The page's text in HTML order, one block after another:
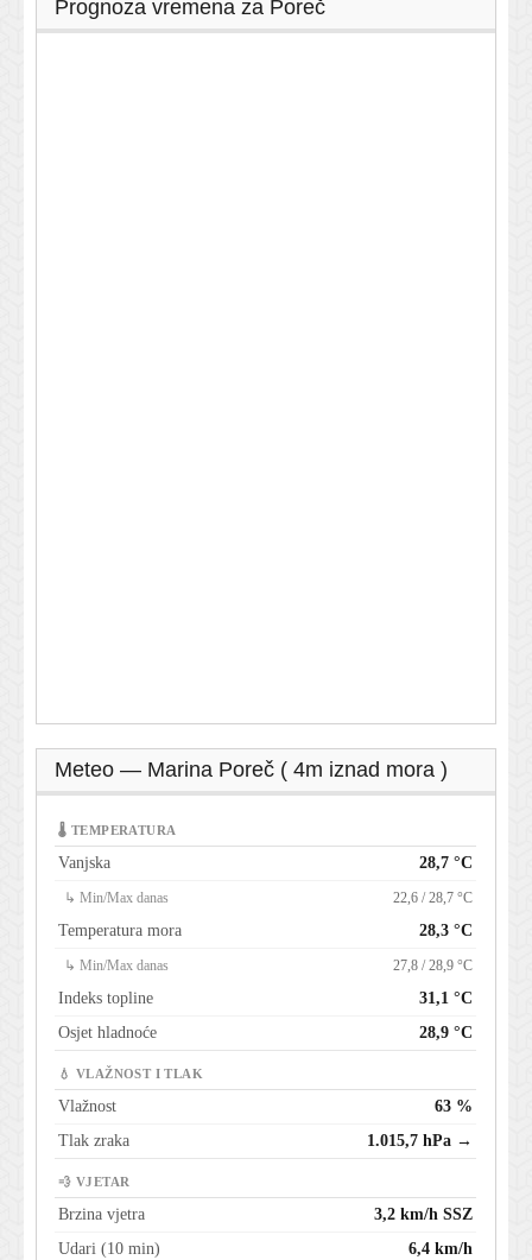
Prognoza vremena za Poreč
Meteo — Marina Poreč ( 4m iznad mora )
🌡 TEMPERATURA
Vanjska 28,7 °C
↳ Min/Max danas 22,6 / 28,7 °C
Temperatura mora 28,3 °C
↳ Min/Max danas 27,8 / 28,9 °C
Indeks topline
31,1 °C
Osjet hladnoće
28,9 °C
💧 VLAŽNOST I TLAK
Vlažnost
63 %
Tlak zraka
1.015,7 hPa →
💨 VJETAR
Brzina vjetra
3,2 km/h SSZ
Udari (10 min)
6,4 km/h